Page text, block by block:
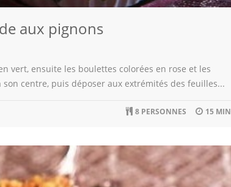
aux pignons
vert, ensuite les boulettes colorées en rose et les
centre, puis déposer aux extrémités des feuilles...
15 MIN
8 PERSONNES